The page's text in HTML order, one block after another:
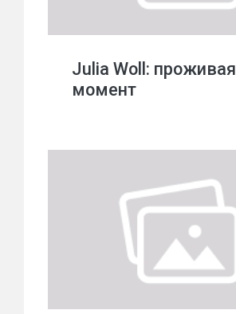
Julia Woll: проживая
момент